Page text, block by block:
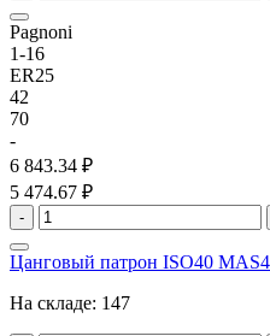
Pagnoni
1-16
ER25
42
70
-
6 843.34 ₽
5 474.67 ₽
-
Цанговый патрон ISO40
На складе: 147